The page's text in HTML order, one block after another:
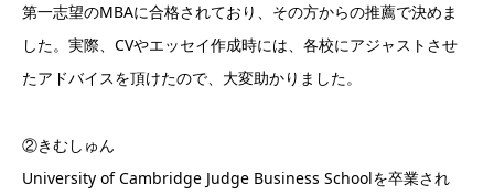
第一志望のMBAに合格されており、その方からの推薦で決めま
した。実際、CVやエッセイ作成時には、各校にアジャストさせ
たアドバイスを頂けたので、大変助かりました。
②きむしゅん
University of Cambridge Judge Business Schoolを卒業され